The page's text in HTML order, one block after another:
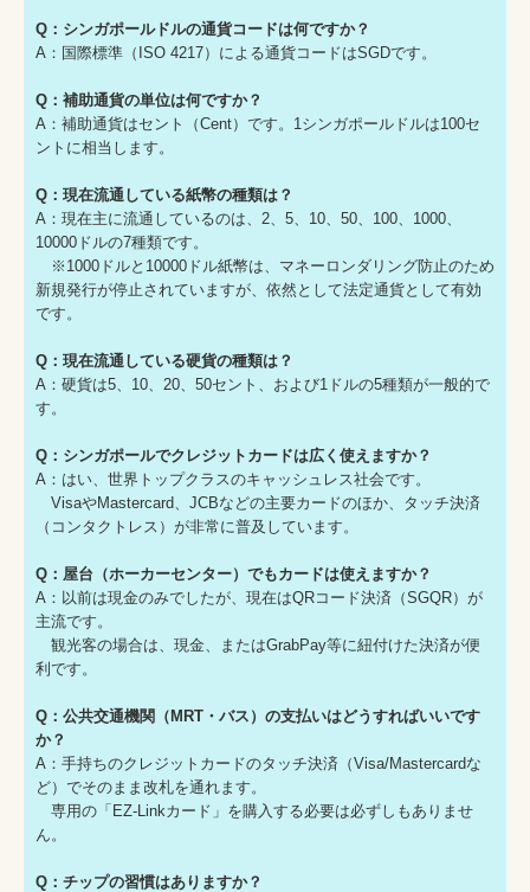
Q：シンガポールドルの通貨コードは何ですか？
A：国際標準（ISO 4217）による通貨コードはSGDです。
Q：補助通貨の単位は何ですか？
A：補助通貨はセント（Cent）です。1シンガポールドルは100セ
ントに相当します。
Q：現在流通している紙幣の種類は？
A：現在主に流通しているのは、2、5、10、50、100、1000、
10000ドルの7種類です。
※1000ドルと10000ドル紙幣は、マネーロンダリング防止のため
新規発行が停止されていますが、依然として法定通貨として有効
です。
Q：現在流通している硬貨の種類は？
A：硬貨は5、10、20、50セント、および1ドルの5種類が一般的で
す。
Q：シンガポールでクレジットカードは広く使えますか？
A：はい、世界トップクラスのキャッシュレス社会です。
VisaやMastercard、JCBなどの主要カードのほか、タッチ決済
（コンタクトレス）が非常に普及しています。
Q：屋台（ホーカーセンター）でもカードは使えますか？
A：以前は現金のみでしたが、現在はQRコード決済（SGQR）が
主流です。
観光客の場合は、現金、またはGrabPay等に紐付けた決済が便
利です。
Q：公共交通機関（MRT・バス）の支払いはどうすればいいです
か？
A：手持ちのクレジットカードのタッチ決済（Visa/Mastercardな
ど）でそのまま改札を通れます。
専用の「EZ-Linkカード」を購入する必要は必ずしもありませ
ん。
Q：チップの習慣はありますか？